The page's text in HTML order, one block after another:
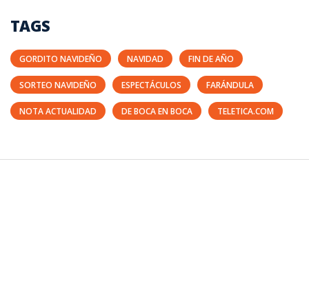
TAGS
GORDITO NAVIDEÑO NAVIDAD FIN DE AÑO
SORTEO NAVIDEÑO ESPECTÁCULOS FARÁNDULA
NOTA ACTUALIDAD DE BOCA EN BOCA TELETICA.COM